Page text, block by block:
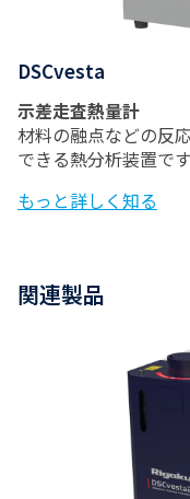
DSCvesta
示差走査熱量計
材料の融点などの反
できる熱分析装置です
もっと詳しく知る
関連製品